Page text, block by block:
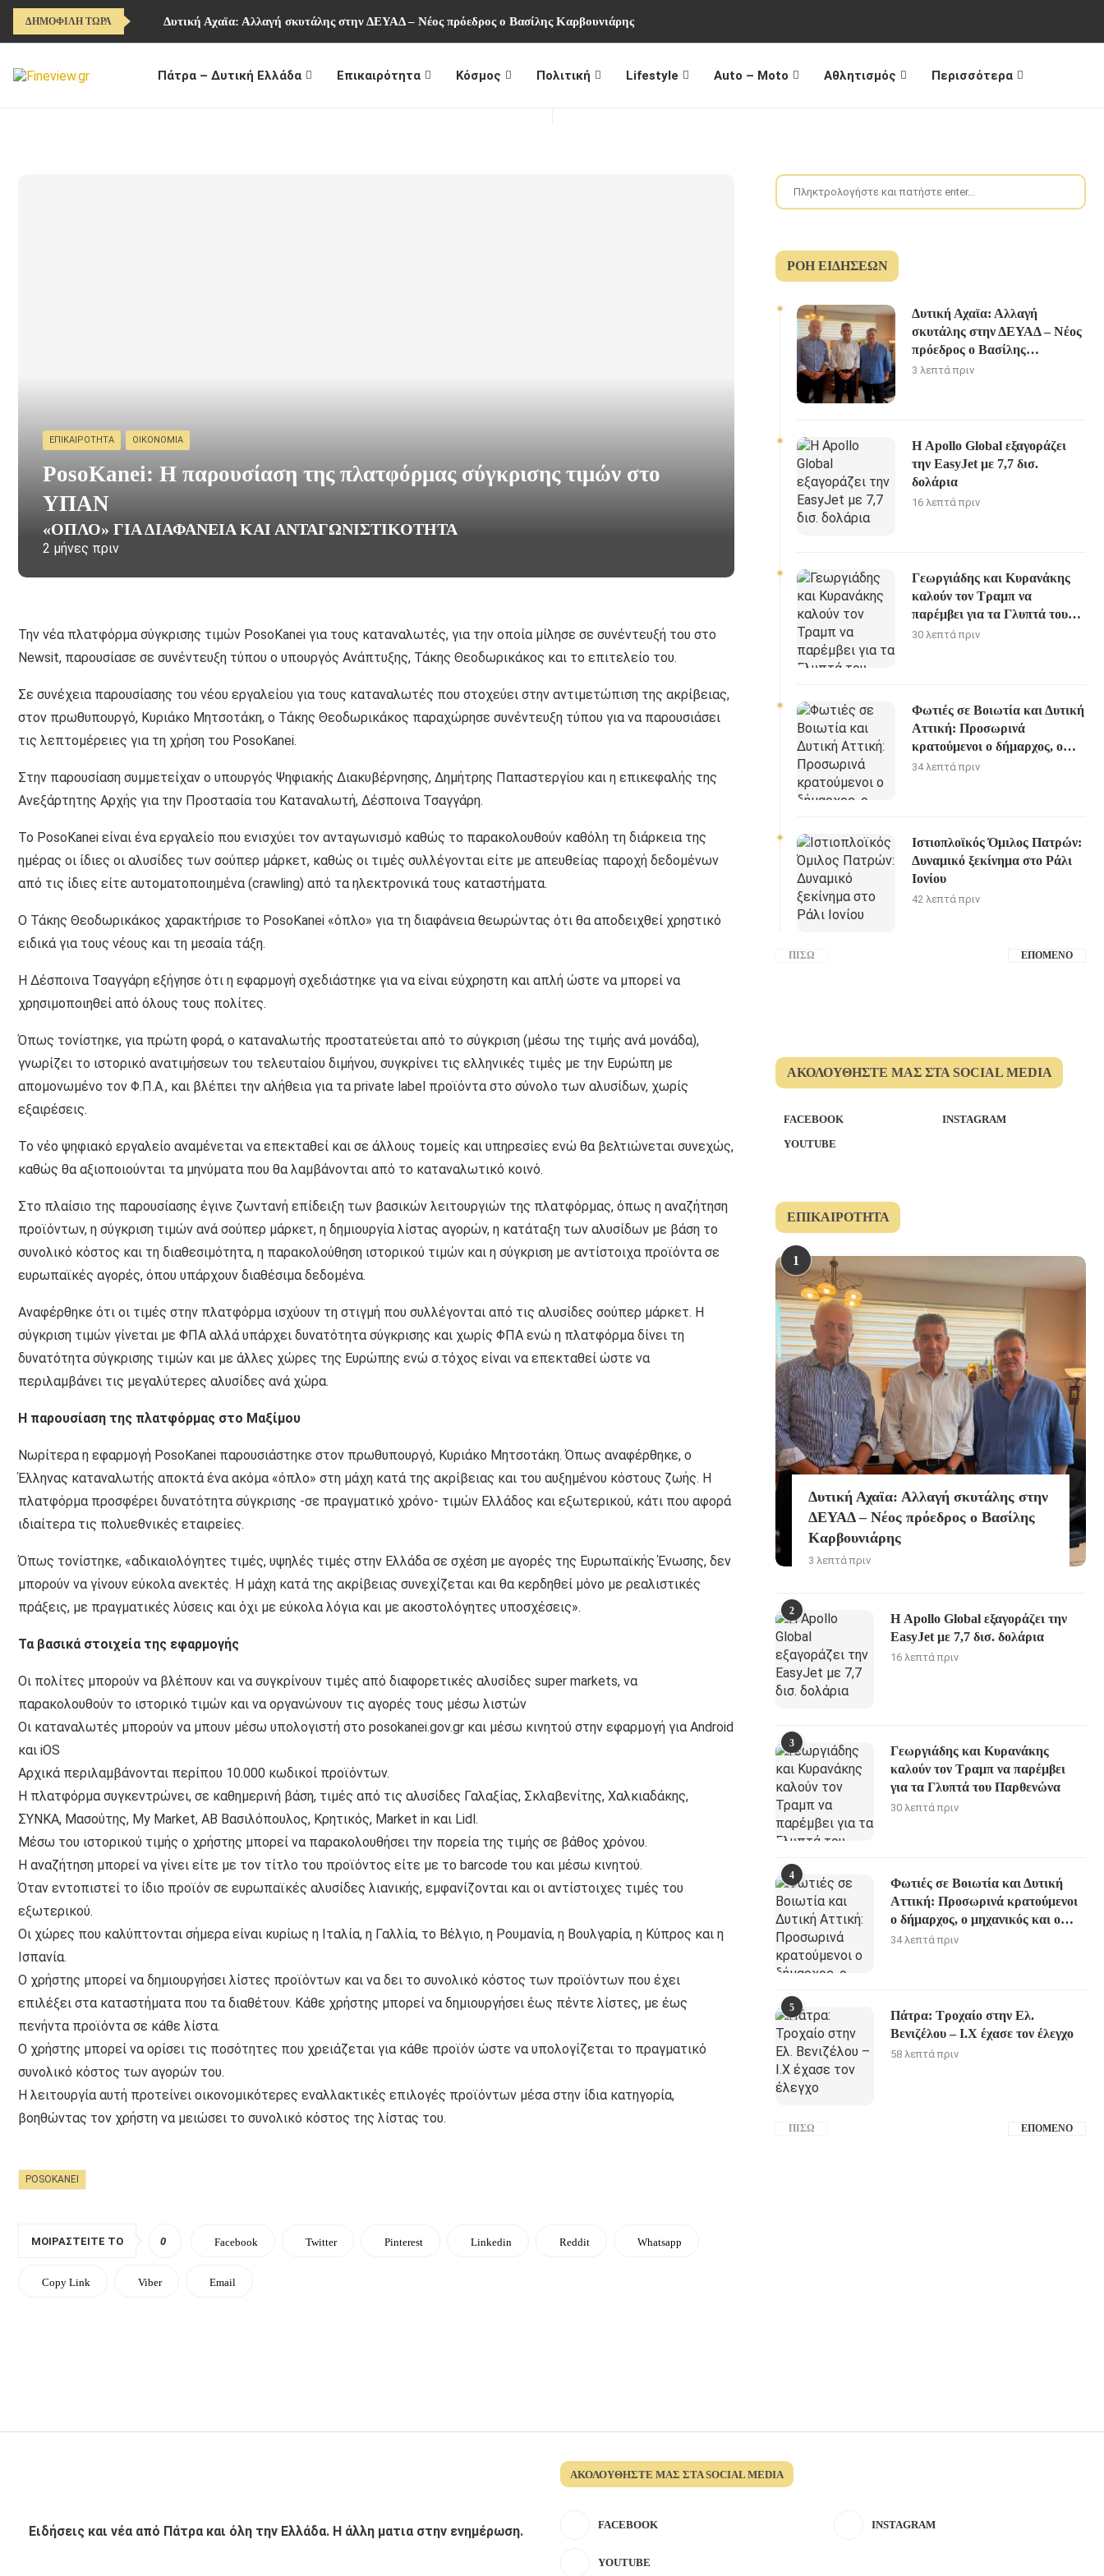
ΔΗΜΟΦΙΛΗ ΤΩΡΑ Δυτική Αχαϊα: Αλλαγή σκυτάλης στην ΔΕΥΑΔ – Νέος πρόεδρος ο Βασίλης Καρβουνιάρης
Πάτρα – Δυτική Ελλάδα Επικαιρότητα Κόσμος Πολιτική Lifestyle Auto – Moto Αθλητισμός Περισσότερα
ΕΠΙΚΑΙΡΌΤΗΤΑ ΟΙΚΟΝΟΜΊΑ
PosoKanei: Η παρουσίαση της πλατφόρμας σύγκρισης τιμών στο
ΥΠΑΝ
«ΌΠΛΟ» ΓΙΑ ΔΙΑΦΆΝΕΙΑ ΚΑΙ ΑΝΤΑΓΩΝΙΣΤΙΚΌΤΗΤΑ
2 μήνες πριν
Την νέα πλατφόρμα σύγκρισης τιμών PosoKanei για τους καταναλωτές, για την οποία μίλησε σε συνέντευξή του στο
Newsit, παρουσίασε σε συνέντευξη τύπου ο υπουργός Ανάπτυξης, Τάκης Θεοδωρικάκος και το επιτελείο του.
Σε συνέχεια παρουσίασης του νέου εργαλείου για τους καταναλωτές που στοχεύει στην αντιμετώπιση της ακρίβειας,
στον πρωθυπουργό, Κυριάκο Μητσοτάκη, ο Τάκης Θεοδωρικάκος παραχώρησε συνέντευξη τύπου για να παρουσιάσει
τις λεπτομέρειες για τη χρήση του PosoKanei.
Στην παρουσίαση συμμετείχαν ο υπουργός Ψηφιακής Διακυβέρνησης, Δημήτρης Παπαστεργίου και η επικεφαλής της
Ανεξάρτητης Αρχής για την Προστασία του Καταναλωτή, Δέσποινα Τσαγγάρη.
Το PosoKanei είναι ένα εργαλείο που ενισχύει τον ανταγωνισμό καθώς το παρακολουθούν καθόλη τη διάρκεια της
ημέρας οι ίδιες οι αλυσίδες των σούπερ μάρκετ, καθώς οι τιμές συλλέγονται είτε με απευθείας παροχή δεδομένων
από τις ίδιες είτε αυτοματοποιημένα (crawling) από τα ηλεκτρονικά τους καταστήματα.
Ο Τάκης Θεοδωρικάκος χαρακτήρισε το PosoKanei «όπλο» για τη διαφάνεια θεωρώντας ότι θα αποδειχθεί χρηστικό
ειδικά για τους νέους και τη μεσαία τάξη.
Η Δέσποινα Τσαγγάρη εξήγησε ότι η εφαρμογή σχεδιάστηκε για να είναι εύχρηστη και απλή ώστε να μπορεί να
χρησιμοποιηθεί από όλους τους πολίτες.
Όπως τονίστηκε, για πρώτη φορά, ο καταναλωτής προστατεύεται από το σύγκριση (μέσω της τιμής ανά μονάδα),
γνωρίζει το ιστορικό ανατιμήσεων του τελευταίου διμήνου, συγκρίνει τις ελληνικές τιμές με την Ευρώπη με
απομονωμένο τον Φ.Π.Α., και βλέπει την αλήθεια για τα private label προϊόντα στο σύνολο των αλυσίδων, χωρίς
εξαιρέσεις.
Το νέο ψηφιακό εργαλείο αναμένεται να επεκταθεί και σε άλλους τομείς και υπηρεσίες ενώ θα βελτιώνεται συνεχώς,
καθώς θα αξιοποιούνται τα μηνύματα που θα λαμβάνονται από το καταναλωτικό κοινό.
Στο πλαίσιο της παρουσίασης έγινε ζωντανή επίδειξη των βασικών λειτουργιών της πλατφόρμας, όπως η αναζήτηση
προϊόντων, η σύγκριση τιμών ανά σούπερ μάρκετ, η δημιουργία λίστας αγορών, η κατάταξη των αλυσίδων με βάση το
συνολικό κόστος και τη διαθεσιμότητα, η παρακολούθηση ιστορικού τιμών και η σύγκριση με αντίστοιχα προϊόντα σε
ευρωπαϊκές αγορές, όπου υπάρχουν διαθέσιμα δεδομένα.
Αναφέρθηκε ότι οι τιμές στην πλατφόρμα ισχύουν τη στιγμή που συλλέγονται από τις αλυσίδες σούπερ μάρκετ. Η
σύγκριση τιμών γίνεται με ΦΠΑ αλλά υπάρχει δυνατότητα σύγκρισης και χωρίς ΦΠΑ ενώ η πλατφόρμα δίνει τη
δυνατότητα σύγκρισης τιμών και με άλλες χώρες της Ευρώπης ενώ σ.τόχος είναι να επεκταθεί ώστε να
περιλαμβάνει τις μεγαλύτερες αλυσίδες ανά χώρα.
Η παρουσίαση της πλατφόρμας στο Μαξίμου
Νωρίτερα η εφαρμογή PosoKanei παρουσιάστηκε στον πρωθυπουργό, Κυριάκο Μητσοτάκη. Όπως αναφέρθηκε, ο
Έλληνας καταναλωτής αποκτά ένα ακόμα «όπλο» στη μάχη κατά της ακρίβειας και του αυξημένου κόστους ζωής. Η
πλατφόρμα προσφέρει δυνατότητα σύγκρισης -σε πραγματικό χρόνο- τιμών Ελλάδος και εξωτερικού, κάτι που αφορά
ιδιαίτερα τις πολυεθνικές εταιρείες.
Όπως τονίστηκε, «αδικαιολόγητες τιμές, υψηλές τιμές στην Ελλάδα σε σχέση με αγορές της Ευρωπαϊκής Ένωσης, δεν
μπορούν να γίνουν εύκολα ανεκτές. Η μάχη κατά της ακρίβειας συνεχίζεται και θα κερδηθεί μόνο με ρεαλιστικές
πράξεις, με πραγματικές λύσεις και όχι με εύκολα λόγια και με ακοστολόγητες υποσχέσεις».
Τα βασικά στοιχεία της εφαρμογής
Οι πολίτες μπορούν να βλέπουν και να συγκρίνουν τιμές από διαφορετικές αλυσίδες super markets, να
παρακολουθούν το ιστορικό τιμών και να οργανώνουν τις αγορές τους μέσω λιστών
Οι καταναλωτές μπορούν να μπουν μέσω υπολογιστή στο posokanei.gov.gr και μέσω κινητού στην εφαρμογή για Android
και iOS
Αρχικά περιλαμβάνονται περίπου 10.000 κωδικοί προϊόντων.
Η πλατφόρμα συγκεντρώνει, σε καθημερινή βάση, τιμές από τις αλυσίδες Γαλαξίας, Σκλαβενίτης, Χαλκιαδάκης,
ΣΥΝΚΑ, Μασούτης, My Market, ΑΒ Βασιλόπουλος, Κρητικός, Market in και Lidl.
Μέσω του ιστορικού τιμής ο χρήστης μπορεί να παρακολουθήσει την πορεία της τιμής σε βάθος χρόνου.
Η αναζήτηση μπορεί να γίνει είτε με τον τίτλο του προϊόντος είτε με το barcode του και μέσω κινητού.
Όταν εντοπιστεί το ίδιο προϊόν σε ευρωπαϊκές αλυσίδες λιανικής, εμφανίζονται και οι αντίστοιχες τιμές του
εξωτερικού.
Οι χώρες που καλύπτονται σήμερα είναι κυρίως η Ιταλία, η Γαλλία, το Βέλγιο, η Ρουμανία, η Βουλγαρία, η Κύπρος και η
Ισπανία.
Ο χρήστης μπορεί να δημιουργήσει λίστες προϊόντων και να δει το συνολικό κόστος των προϊόντων που έχει
επιλέξει στα καταστήματα που τα διαθέτουν. Κάθε χρήστης μπορεί να δημιουργήσει έως πέντε λίστες, με έως
πενήντα προϊόντα σε κάθε λίστα.
Ο χρήστης μπορεί να ορίσει τις ποσότητες που χρειάζεται για κάθε προϊόν ώστε να υπολογίζεται το πραγματικό
συνολικό κόστος των αγορών του.
Η λειτουργία αυτή προτείνει οικονομικότερες εναλλακτικές επιλογές προϊόντων μέσα στην ίδια κατηγορία,
βοηθώντας τον χρήστη να μειώσει το συνολικό κόστος της λίστας του.
POSOKANEI
ΜΟΙΡΑΣΤΕΊΤΕ ΤΟ 0 Facebook Twitter Pinterest Linkedin Reddit Whatsapp
Copy Link Viber Email
ΡΟΉ ΕΙΔΉΣΕΩΝ
Δυτική Αχαϊα: Αλλαγή
σκυτάλης στην ΔΕΥΑΔ – Νέος
πρόεδρος ο Βασίλης
Καρβουνιάρης
3 λεπτά πριν
Η Apollo Global εξαγοράζει
την EasyJet με 7,7 δισ.
δολάρια
16 λεπτά πριν
Γεωργιάδης και Κυρανάκης
καλούν τον Τραμπ να
παρέμβει για τα Γλυπτά του
Παρθενώνα
30 λεπτά πριν
Φωτιές σε Βοιωτία και Δυτική
Αττική: Προσωρινά
κρατούμενοι ο δήμαρχος, ο
μηχανικός και ο ιδιοκτήτης
34 λεπτά πριν
Ιστιοπλοϊκός Όμιλος Πατρών:
Δυναμικό ξεκίνημα στο Ράλι
Ιονίου
42 λεπτά πριν
ΠΊΣΩ ΕΠΌΜΕΝΟ
ΑΚΟΛΟΥΘΉΣΤΕ ΜΑΣ ΣΤΑ SOCIAL MEDIA
FACEBOOK
INSTAGRAM
YOUTUBE
ΕΠΙΚΑΙΡΌΤΗΤΑ
1
Δυτική Αχαϊα: Αλλαγή σκυτάλης στην
ΔΕΥΑΔ – Νέος πρόεδρος ο Βασίλης
Καρβουνιάρης
3 λεπτά πριν
2
Η Apollo Global εξαγοράζει την
EasyJet με 7,7 δισ. δολάρια
16 λεπτά πριν
3
Γεωργιάδης και Κυρανάκης
καλούν τον Τραμπ να παρέμβει
για τα Γλυπτά του Παρθενώνα
30 λεπτά πριν
4
Φωτιές σε Βοιωτία και Δυτική
Αττική: Προσωρινά κρατούμενοι
ο δήμαρχος, ο μηχανικός και ο
ιδιοκτήτης του αιολικού πάρκου
34 λεπτά πριν
5
Πάτρα: Τροχαίο στην Ελ.
Βενιζέλου – Ι.Χ έχασε τον έλεγχο
58 λεπτά πριν
ΠΊΣΩ ΕΠΌΜΕΝΟ
Ειδήσεις και νέα από Πάτρα και όλη την Ελλάδα. Η άλλη ματια στην ενημέρωση.
ΑΚΟΛΟΥΘΉΣΤΕ ΜΑΣ ΣΤΑ SOCIAL MEDIA
FACEBOOK INSTAGRAM
YOUTUBE